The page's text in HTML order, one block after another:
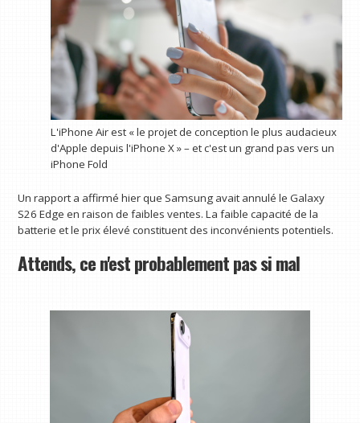
L'iPhone Air est « le projet de conception le plus audacieux
d'Apple depuis l'iPhone X » – et c'est un grand pas vers un
iPhone Fold
Un rapport a affirmé hier que Samsung avait annulé le Galaxy
S26 Edge en raison de faibles ventes. La faible capacité de la
batterie et le prix élevé constituent des inconvénients potentiels.
Attends, ce n'est probablement pas si mal